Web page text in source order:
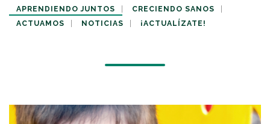
MIS APADRINADOS
MIS RETOS SOLIDARIOS
CERRAR SESIÓN
APRENDIENDO JUNTOS
CRECIENDO SANOS
ACTUAMOS
NOTICIAS ¡ACTUALÍZATE!